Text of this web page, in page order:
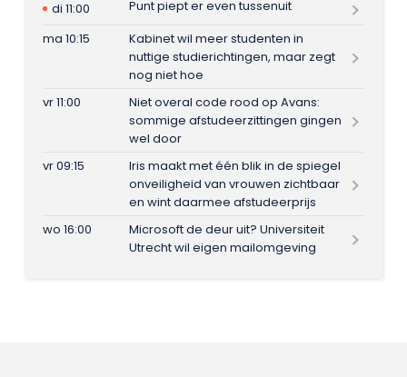
di 11:00
Punt piept er even tussenuit
ma 10:15
Kabinet wil meer studenten in
nuttige studierichtingen, maar zegt
nog niet hoe
vr 11:00
Niet overal code rood op Avans:
sommige afstudeerzittingen gingen
wel door
vr 09:15
Iris maakt met één blik in de spiegel
onveiligheid van vrouwen zichtbaar
en wint daarmee afstudeerprijs
wo 16:00
Microsoft de deur uit? Universiteit
Utrecht wil eigen mailomgeving